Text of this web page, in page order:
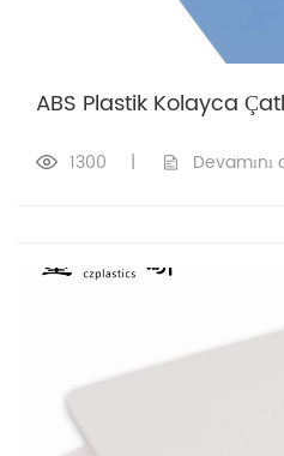
ABS Plastik Kolayca
1300 | Devamını